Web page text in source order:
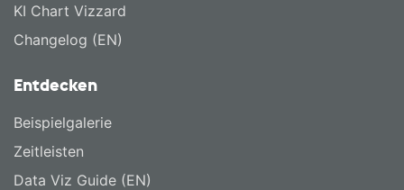
KI Chart Vizzard
Changelog (EN)
Entdecken
Beispielgalerie
Zeitleisten
Data Viz Guide (EN)